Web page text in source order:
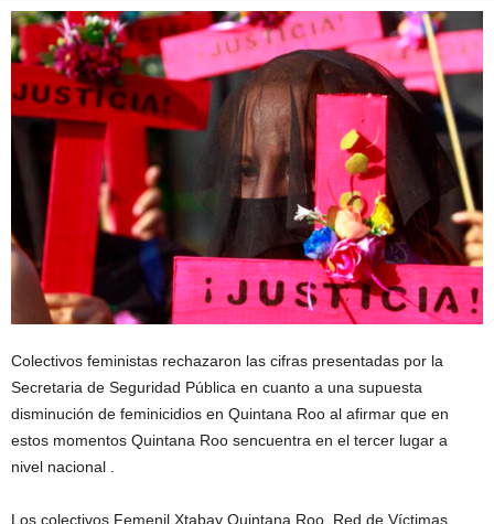
Colectivos feministas rechazaron las cifras presentadas por la
Secretaria de Seguridad Pública en cuanto a una supuesta
disminución de feminicidios en Quintana Roo al afirmar que en
estos momentos Quintana Roo sencuentra en el tercer lugar a
nivel nacional .
Los colectivos Femenil Xtabay Quintana Roo, Red de Víctimas